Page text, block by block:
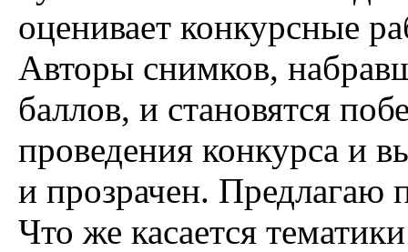
оценивает конкурсные
Авторы снимков,
баллов, и становятся
проведения конкурса и
и прозрачен. Предлагаю
Что же касается